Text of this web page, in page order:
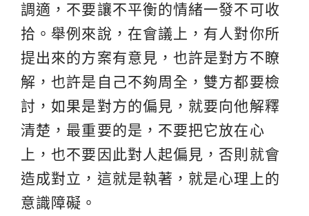
調適，不要讓不平衡的情緒一發不可收
拾。舉例來說，在會議上，有人對你所
提出來的方案有意見，也許是對方不瞭
解，也許是自己不夠周全，雙方都要檢
討，如果是對方的偏見，就要向他解釋
清楚，最重要的是，不要把它放在心
上，也不要因此對人起偏見，否則就會
造成對立，這就是執著，就是心理上的
意識障礙。